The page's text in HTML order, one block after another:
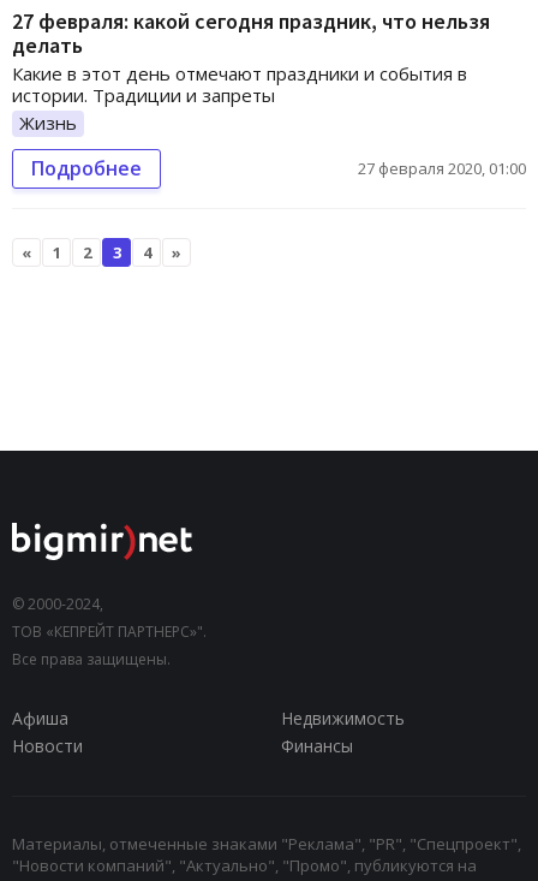
27 февраля: какой сегодня праздник, что нельзя
делать
Какие в этот день отмечают праздники и события в
истории. Традиции и запреты
Жизнь
Подробнее 27 февраля 2020, 01:00
« 1 2 3 4 »
© 2000-2024,
ТОВ «КЕПРЕЙТ ПАРТНЕРС»".
Все права защищены.
Афиша
Недвижимость
Новости
Финансы
Материалы, отмеченные знаками "Реклама", "PR", "Спецпроект",
"Новости компаний", "Актуально", "Промо", публикуются на